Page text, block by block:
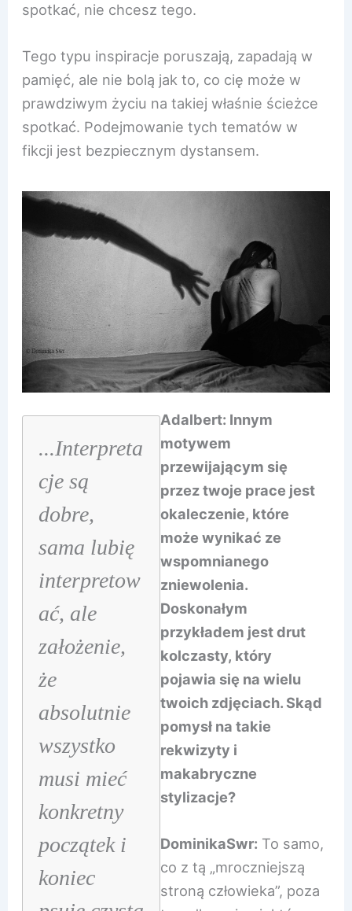
spotkać, nie chcesz tego.
Tego typu inspiracje poruszają, zapadają w
pamięć, ale nie bolą jak to, co cię może w
prawdziwym życiu na takiej właśnie ścieżce
spotkać. Podejmowanie tych tematów w
fikcji jest bezpiecznym dystansem.
...Interpreta
cje są
dobre,
sama lubię
interpretow
ać, ale
założenie,
że
absolutnie
wszystko
musi mieć
konkretny
początek i
koniec
Adalbert: Innym
motywem
przewijającym się
przez twoje prace jest
okaleczenie, które
może wynikać ze
wspomnianego
zniewolenia.
Doskonałym
przykładem jest drut
kolczasty, który
pojawia się na wielu
twoich zdjęciach. Skąd
pomysł na takie
rekwizyty i
makabryczne
stylizacje?
DominikaSwr: To samo,
co z tą „mroczniejszą
stroną człowieka”, poza